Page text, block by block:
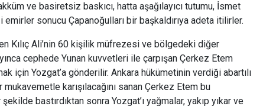
ve basiretsiz baskıcı, hatta aşağılayıcı tutumu, İsmet
emirler sonucu Çapanoğulları bir başkaldırıya adeta itilirler.
Kılıç Ali’nin 60 kişilik müfrezesi ve bölgedeki diğer
cephede Yunan kuvvetleri ile çarpışan Çerkez Etem
için Yozgat’a gönderilir. Ankara hükümetinin verdiği abartılı
karışılacağını sanan Çerkez Etem bu
şekilde bastırdıktan sonra Yozgat’ı yağmalar, yakıp yıkar ve